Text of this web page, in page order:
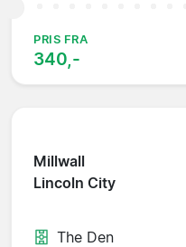
PRIS FRA
340,-
Millwall
Lincoln City
The Den